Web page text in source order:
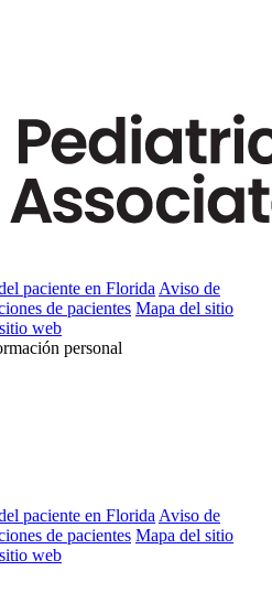
paciente en Florida Aviso de
de pacientes Mapa del sitio
web
personal
paciente en Florida Aviso de
de pacientes Mapa del sitio
web